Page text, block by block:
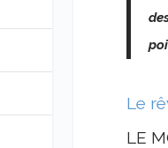
Le
LE